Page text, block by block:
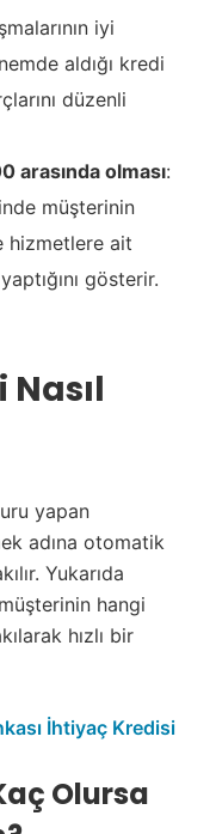
iyi
aldığı kredi
düzenli
arasında olması:
müşterinin
hizmetlere ait
gösterir.
yapan
adına otomatik
Yukarıda
hangi
hızlı bir
İhtiyaç Kredisi
Olursa